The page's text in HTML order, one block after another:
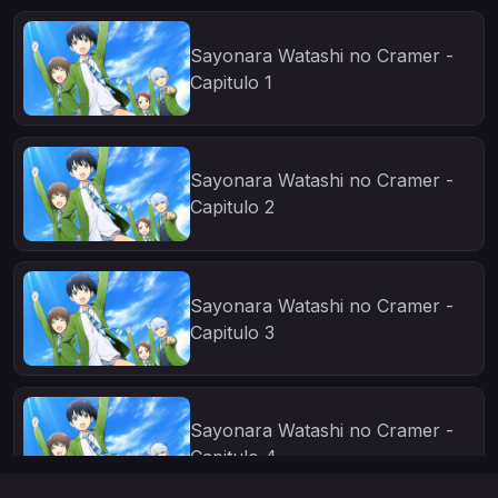
Sayonara Watashi no Cramer -
Capitulo 1
Sayonara Watashi no Cramer -
Capitulo 2
Sayonara Watashi no Cramer -
Capitulo 3
Sayonara Watashi no Cramer -
Capitulo 4